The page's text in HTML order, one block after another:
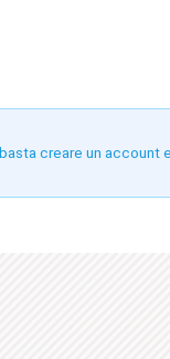
creare un account